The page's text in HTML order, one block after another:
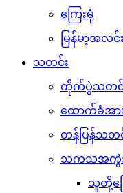
ကြေးမုံ
မြန်မာ့အလင်း
သတင်း
တိုက်ပွဲသတင်
ထောက်ခံအား
တန်ပြန်သတ
သကသအကွဲ
သူတို့ပ